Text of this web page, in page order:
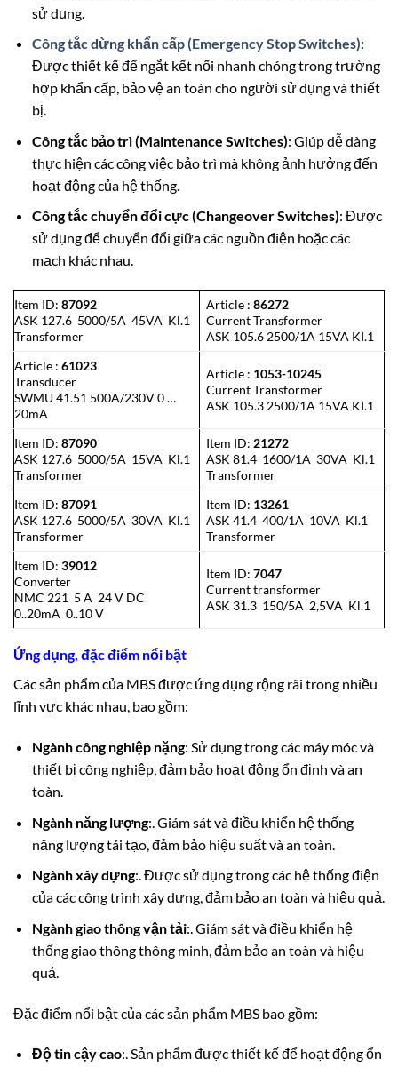
sử dụng.
Công tắc dừng khẩn cấp (Emergency Stop Switches):
Được thiết kế để ngắt kết nối nhanh chóng trong trường
hợp khẩn cấp, bảo vệ an toàn cho người sử dụng và thiết
bị.
Công tắc bảo trì (Maintenance Switches): Giúp dễ dàng
thực hiện các công việc bảo trì mà không ảnh hưởng đến
hoạt động của hệ thống.
Công tắc chuyển đổi cực (Changeover Switches): Được
sử dụng để chuyển đổi giữa các nguồn điện hoặc các
mạch khác nhau.
Item ID: 87092
ASK 127.6 5000/5A 45VA Kl.1
Transformer
Article :86272
Current Transformer
ASK 105.6 2500/1A 15VA KI.1
Article : 61023
Transducer
SWMU 41.51 500A/230V 0 …
20mA
Article : 1053-10245
Current Transformer
ASK 105.3 2500/1A 15VA KI.1
Item ID: 87090
ASK 127.6 5000/5A 15VA Kl.1
Transformer
Item ID: 21272
ASK 81.4 1600/1A 30VA Kl.1
Transformer
Item ID: 87091
ASK 127.6 5000/5A 30VA Kl.1
Transformer
Item ID: 13261
ASK 41.4 400/1A 10VA Kl.1
Transformer
Item ID: 39012
Converter
NMC 221 5 A 24 V DC
0..20mA 0..10 V
Item ID:7047
Current transformer
ASK 31.3 150/5A 2,5VA Kl.1
Ứng dụng, đặc điểm nổi bật
Các sản phẩm của MBS được ứng dụng rộng rãi trong nhiều
lĩnh vực khác nhau, bao gồm:
Ngành công nghiệp nặng: Sử dụng trong các máy móc và
thiết bị công nghiệp, đảm bảo hoạt động ổn định và an
toàn.
Ngành năng lượng:. Giám sát và điều khiển hệ thống
năng lượng tái tạo, đảm bảo hiệu suất và an toàn.
Ngành xây dựng:. Được sử dụng trong các hệ thống điện
của các công trình xây dựng, đảm bảo an toàn và hiệu quả.
Ngành giao thông vận tải:. Giám sát và điều khiển hệ
thống giao thông thông minh, đảm bảo an toàn và hiệu
quả.
Đặc điểm nổi bật của các sản phẩm MBS bao gồm:
Độ tin cậy cao:. Sản phẩm được thiết kế để hoạt động ổn